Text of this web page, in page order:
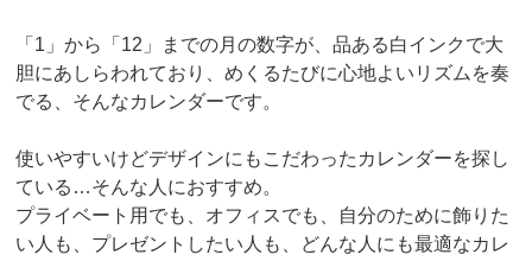
「1」から「12」までの月の数字が、品ある白インクで大
胆にあしらわれており、めくるたびに心地よいリズムを奏
でる、そんなカレンダーです。
使いやすいけどデザインにもこだわったカレンダーを探し
ている…そんな人におすすめ。
プライベート用でも、オフィスでも、自分のために飾りた
い人も、プレゼントしたい人も、どんな人にも最適なカレ